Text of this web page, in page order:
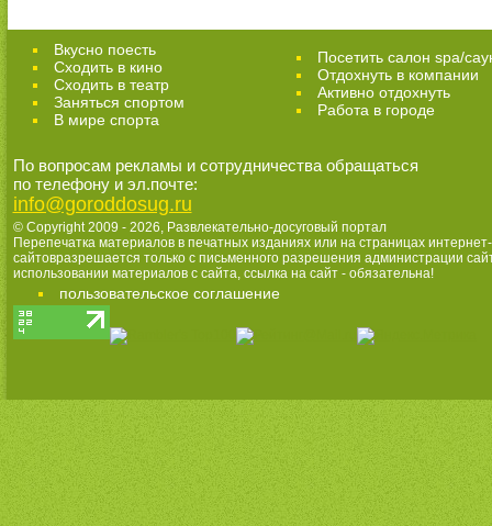
Вкусно поесть
Сходить в кино
Cходить в театр
Заняться спортом
В мире спорта
Посетить салон spa/
Отдохнуть в компании
Активно отдохнуть
Работа в городе
По вопросам рекламы и сотрудничества обращаться
по телефону и эл.почте:
info@goroddosug.ru
© Copyright 2009 - 2026, Развлекательно-досуговый портал
Перепечатка материалов в печатных изданиях или на страницах интернет-
сайтовразрешается только с письменного разрешения администрации
использовании материалов с сайта, ссылка на сайт - обязательна!
пользовательское соглашение